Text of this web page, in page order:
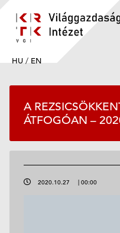
HU / EN
A
ÁTFOGÓAN –
2020.10.27 | 00:00